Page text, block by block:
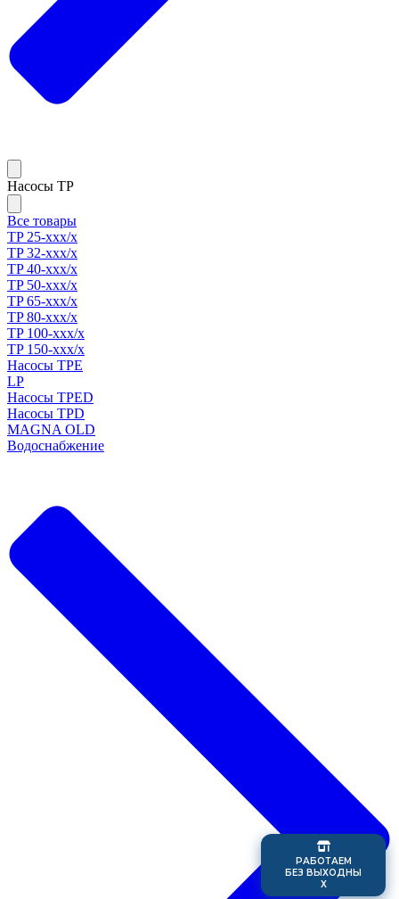
Насосы TP
Все товары
TP 25-xxx/x
TP 32-xxx/x
TP 40-xxx/x
TP 50-xxx/x
TP 65-xxx/x
TP 80-xxx/x
TP 100-xxx/x
TP 150-xxx/x
Насосы TPE
LP
Насосы TPED
Насосы TPD
MAGNA OLD
Водоснабжение
РАБОТАЕМ
БЕЗ ВЫХОДНЫ
Х